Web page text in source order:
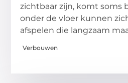
zichtbaar zijn, komt soms
onder de vloer kunnen
afspelen die langzaam
Verbouwen